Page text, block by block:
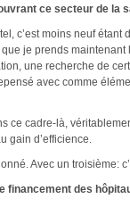
ce secteur de la
c’est moins neuf
je prends
une recherche de
avec comme
ce cadre-là,
gain d’efficience.
Avec un troisième:
financement des